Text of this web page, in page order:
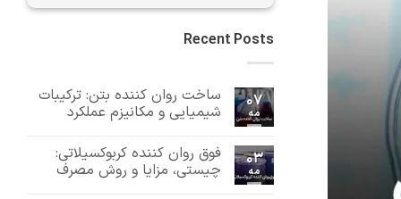
Recent Posts
07
مه
ساخت روان کننده بتن: ترکیبات
شیمیایی و مکانیزم عملکرد
دیدگاهی
برای
ساخت
روان
ثبت
نشده 03
مه
فوق روان کننده کربوکسیلاتی:
چیستی، مزایا و روش مصرف